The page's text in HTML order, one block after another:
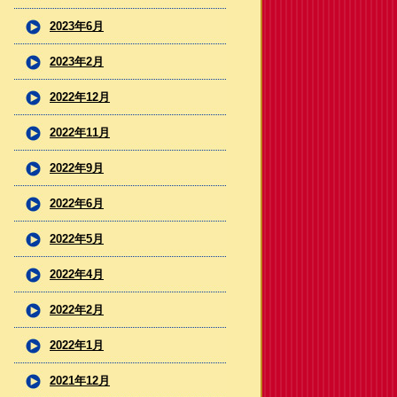
2023年6月
2023年2月
2022年12月
2022年11月
2022年9月
2022年6月
2022年5月
2022年4月
2022年2月
2022年1月
2021年12月